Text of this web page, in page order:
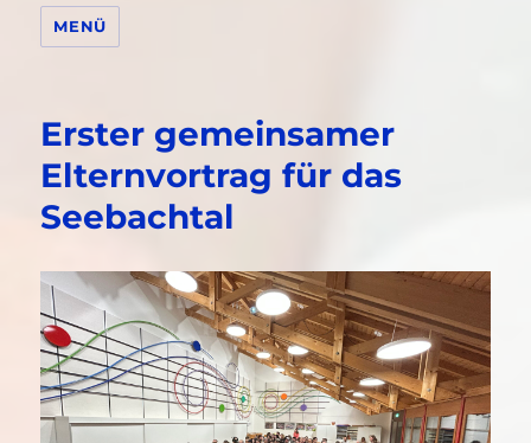
MENÜ
Erster gemeinsamer
Elternvortrag für das
Seebachtal